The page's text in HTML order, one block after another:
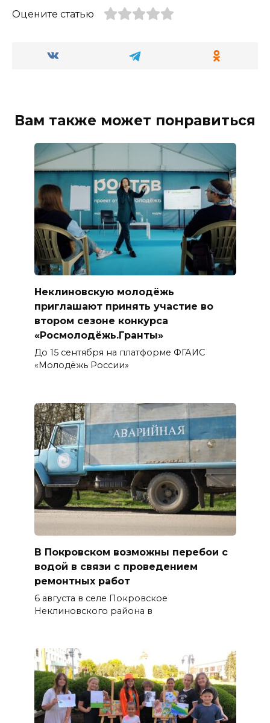
Оцените статью
Вам также может понравиться
Неклиновскую молодёжь
приглашают принять участие во
втором сезоне конкурса
«Росмолодёжь.Гранты»
До 15 сентября на платформе ФГАИС
«Молодёжь России»
В Покровском возможны перебои с
водой в связи с проведением
ремонтных работ
6 августа в селе Покровское
Неклиновского района в